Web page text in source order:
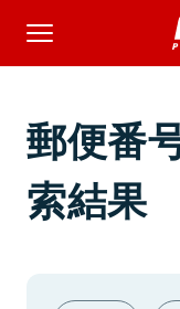
郵便番
索結果